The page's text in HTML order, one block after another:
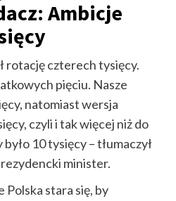
Ambicje
rotację czterech tysięcy.
pięciu. Nasze
natomiast wersja
czyli i tak więcej niż do
10 tysięcy – tłumaczył
minister.
Polska stara się, by